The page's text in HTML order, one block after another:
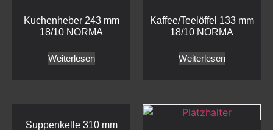
Kuchenheber 243 mm
18/10 NORMA
Weiterlesen
Kaffee/Teelöffel 133 mm
18/10 NORMA
Weiterlesen
Suppenkelle 310 mm